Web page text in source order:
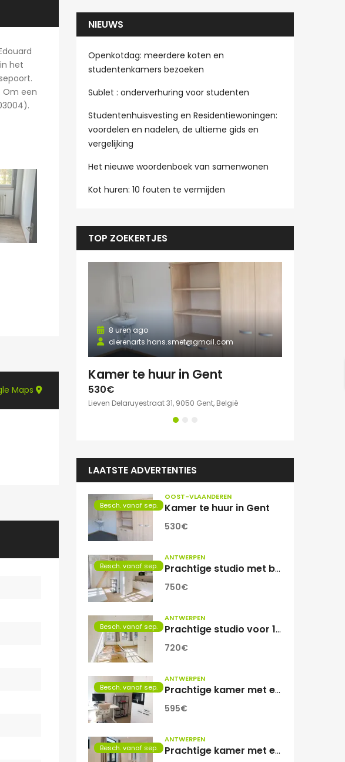
het
Om een
Maps
NIEUWS
Openkotdag: meerdere koten en
studentenkamers bezoeken
Sublet : onderverhuring voor studenten
Studentenhuisvesting en Residentiewoningen:
voordelen en nadelen, de ultieme gids en
vergelijking
Het nieuwe woordenboek van samenwonen
Kot huren: 10 fouten te vermijden
TOP ZOEKERTJES
dierenarts.hans.smet@gmail.com
8 uren ago
Kamer te huur in Gent
530€
Lieven Delaruyestraat 31, 9050 Gent, België
LAATSTE ADVERTENTIES
Besch. vanaf sep.
OOST-VLAANDEREN
Kamer te huur in Gent
530€
Besch. vanaf sep.
ANTWERPEN
Prachtige studio met balkon voor 1 student(e)!
750€
Besch. vanaf sep.
ANTWERPEN
Prachtige studio voor 1 student(e)
720€
Besch. vanaf sep.
ANTWERPEN
Prachtige kamer met eigen sanitair.
595€
Besch. vanaf sep.
ANTWERPEN
Prachtige kamer met eigen sanitair!